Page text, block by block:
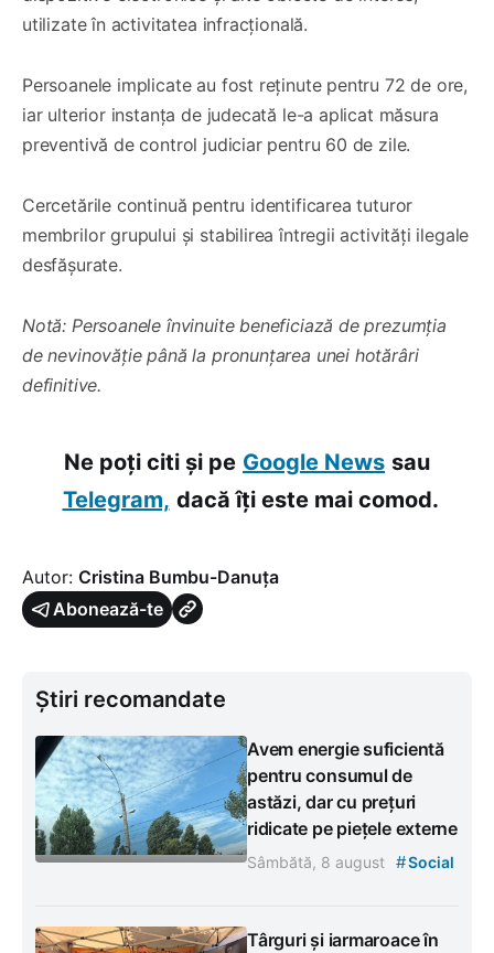
utilizate în activitatea infracțională.
Persoanele implicate au fost reținute pentru 72 de ore,
iar ulterior instanța de judecată le-a aplicat măsura
preventivă de control judiciar pentru 60 de zile.
Cercetările continuă pentru identificarea tuturor
membrilor grupului și stabilirea întregii activități ilegale
desfășurate.
Notă: Persoanele învinuite beneficiază de prezumția
de nevinovăție până la pronunțarea unei hotărâri
definitive.
Ne poți citi și pe Google News sau
Telegram, dacă îți este mai comod.
Autor: Cristina Bumbu-Danuța
Abonează-te
Știri recomandate
Avem energie suficientă
pentru consumul de
astăzi, dar cu prețuri
ridicate pe piețele externe
Sâmbătă, 8 august #Social
Târguri și iarmaroace în